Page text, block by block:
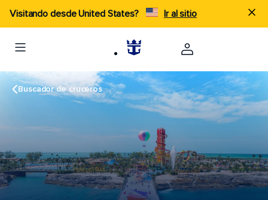
Visitando desde United States? Ir al sitio
Buscador de cruceros